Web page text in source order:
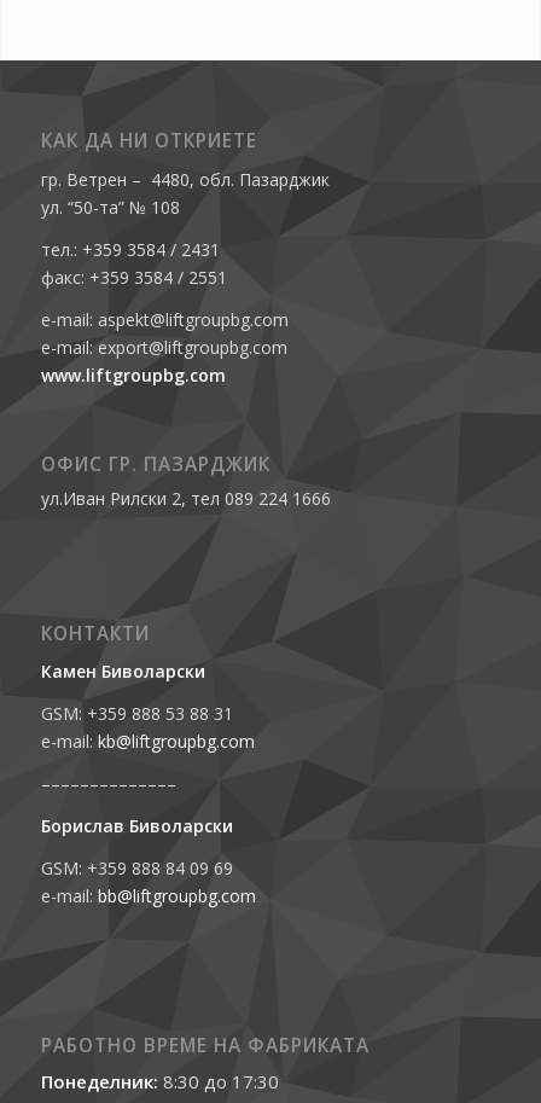
КАК ДА НИ ОТКРИЕТЕ
гр. Ветрен – 4480, обл. Пазарджик
ул. “50-та” № 108
тел.: +359 3584 / 2431
факс: +359 3584 / 2551
e-mail: aspekt@liftgroupbg.com
e-mail: export@liftgroupbg.com
www.liftgroupbg.com
ОФИС ГР. ПАЗАРДЖИК
ул.Иван Рилски 2, тел 089 224 1666
КОНТАКТИ
Камен Биволарски
GSM: +359 888 53 88 31
e-mail: kb@liftgroupbg.com
––––––––––––––
Борислав Биволарски
GSM: +359 888 84 09 69
e-mail: bb@liftgroupbg.com
РАБОТНО ВРЕМЕ НА ФАБРИКАТА
Понеделник: 8:30 до 17:30